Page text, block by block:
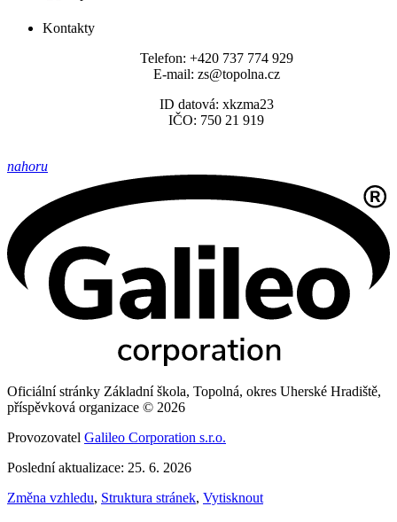
Kontakty
Telefon: +420 737 774 929
E-mail: zs@topolna.cz
ID datová: xkzma23
IČO: 750 21 919
nahoru
Oficiální stránky Základní škola, Topolná, okres Uherské Hradiště,
příspěvková organizace © 2026
Provozovatel Galileo Corporation s.r.o.
Poslední aktualizace: 25. 6. 2026
Změna vzhledu, Struktura stránek, Vytisknout